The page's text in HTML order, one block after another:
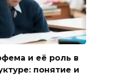
и её роль в
понятие и